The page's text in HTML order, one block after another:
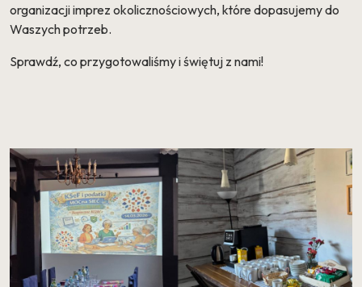
organizacji imprez okolicznościowych, które dopasujemy do
Waszych potrzeb.
Sprawdź, co przygotowaliśmy i świętuj z nami!